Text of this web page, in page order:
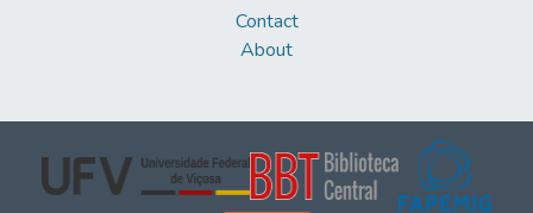
Contact
About